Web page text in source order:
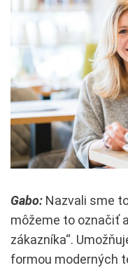
Gabo: Nazvali sme
môžeme to označiť
zákazníka“.
formou moderných